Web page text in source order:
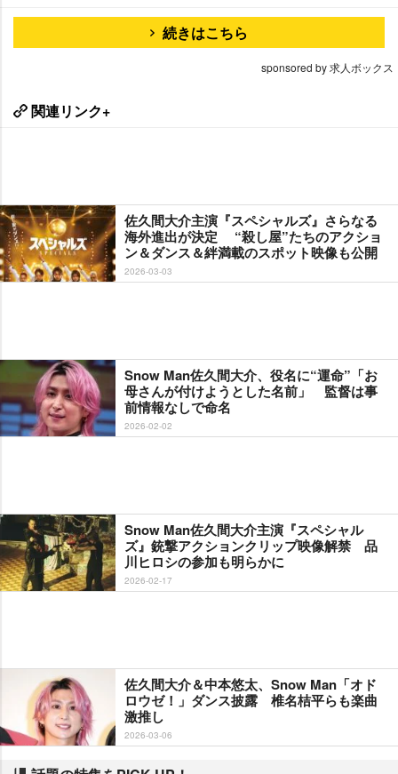
続きはこちら
sponsored by 求人ボックス
関連リンク+
佐久間大介主演『スペシャルズ』さらなる
海外進出が決定 “殺し屋”たちのアクショ
ン＆ダンス＆絆満載のスポット映像も公開
2026-03-03
Snow Man佐久間大介、役名に“運命”「お
母さんが付けようとした名前」 監督は事
前情報なしで命名
2026-02-02
Snow Man佐久間大介主演『スペシャル
ズ』銃撃アクションクリップ映像解禁 品
川ヒロシの参加も明らかに
2026-02-17
佐久間大介＆中本悠太、Snow Man「オド
ロウゼ！」ダンス披露 椎名桔平らも楽曲
激推し
2026-03-06